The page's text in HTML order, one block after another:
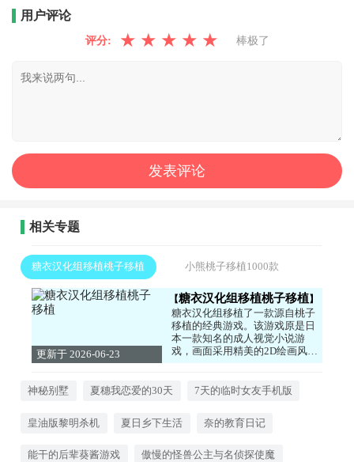
用户评论
评分: ★ ★ ★ ★ ★ 棒极了
相关专题
糖衣汉化组移植桃子移植 小熊桃子移植1000款
更新于 2026-06-23
糖衣汉化组移植桃子移植
糖衣汉化组移植了一款源自桃子
移植的经典游戏。该游戏原是日
本一款知名的成人视觉小说游
戏，画面采用精美的2D绘画风
格，角色设计细腻，每个角色都
个场景的背景细节满满，带来沉
神秘别墅 夏穗我恋爱的30天 7天的临时女友手机版
皇油版黎明杀机 夏日乡下生活 奈的教育日记
能干的后辈葵酱游戏 傲慢的怪兽公主与名侦探使魔